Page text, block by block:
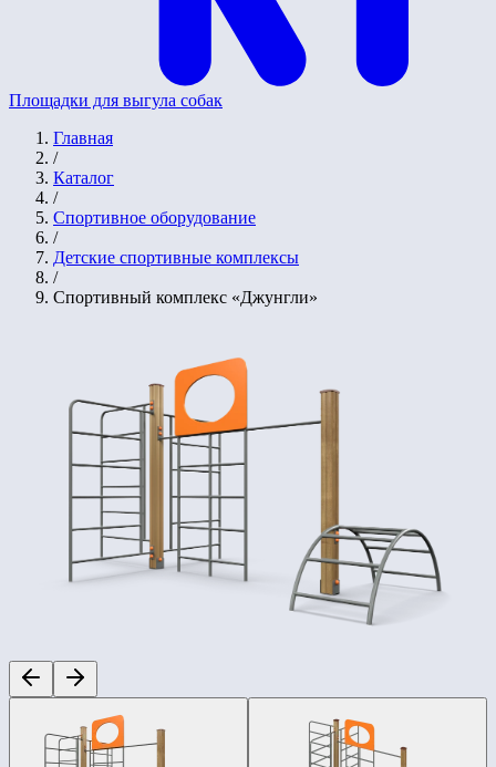
Площадки для выгула собак
Главная
/
Каталог
/
Спортивное оборудование
/
Детские спортивные комплексы
/
Спортивный комплекс «Джунгли»